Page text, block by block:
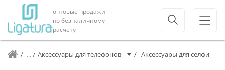
оптовые продажи
по безналичному
расчету
Аксессуары для телефонов Аксессуары для селфи